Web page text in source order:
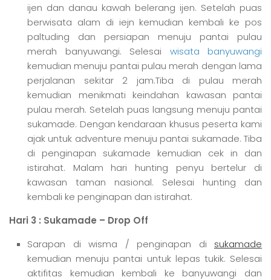
ijen dan danau kawah belerang ijen. Setelah puas
berwisata alam di iejn kemudian kembali ke pos
paltuding dan persiapan menuju pantai pulau
merah banyuwangi. Selesai wisata banyuwangi
kemudian menuju pantai pulau merah dengan lama
perjalanan sekitar 2 jam.Tiba di pulau merah
kemudian menikmati keindahan kawasan pantai
pulau merah. Setelah puas langsung menuju pantai
sukamade. Dengan kendaraan khusus peserta kami
ajak untuk adventure menuju pantai sukamade. Tiba
di penginapan sukamade kemudian cek in dan
istirahat. Malam hari hunting penyu bertelur di
kawasan taman nasional. Selesai hunting dan
kembali ke penginapan dan istirahat.
Hari 3 : Sukamade – Drop Off
Sarapan di wisma / penginapan di sukamade
kemudian menuju pantai untuk lepas tukik. Selesai
aktifitas kemudian kembali ke banyuwangi dan